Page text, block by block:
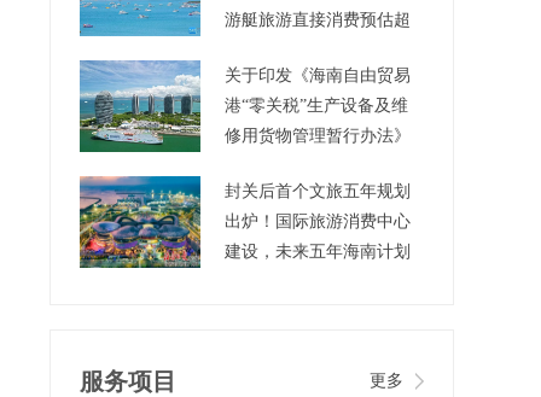
游艇旅游直接消费预估超
关于印发《海南自由贸易
港“零关税”生产设备及维
修用货物管理暂行办法》
封关后首个文旅五年规划
出炉！国际旅游消费中心
建设，未来五年海南计划
服务项目 更多